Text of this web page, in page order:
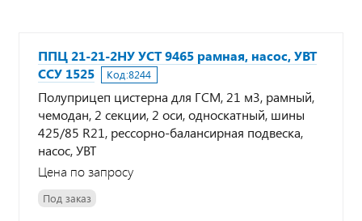
ППЦ 21-21-2НУ УСТ 9465 рамная, насос, УВТ
ССУ 1525
Код:8244
Полуприцеп цистерна для ГСМ, 21 м3, рамный,
чемодан, 2 секции, 2 оси, односкатный, шины
425/85 R21, рессорно-балансирная подвеска,
насос, УВТ
Цена по запросу
Под заказ